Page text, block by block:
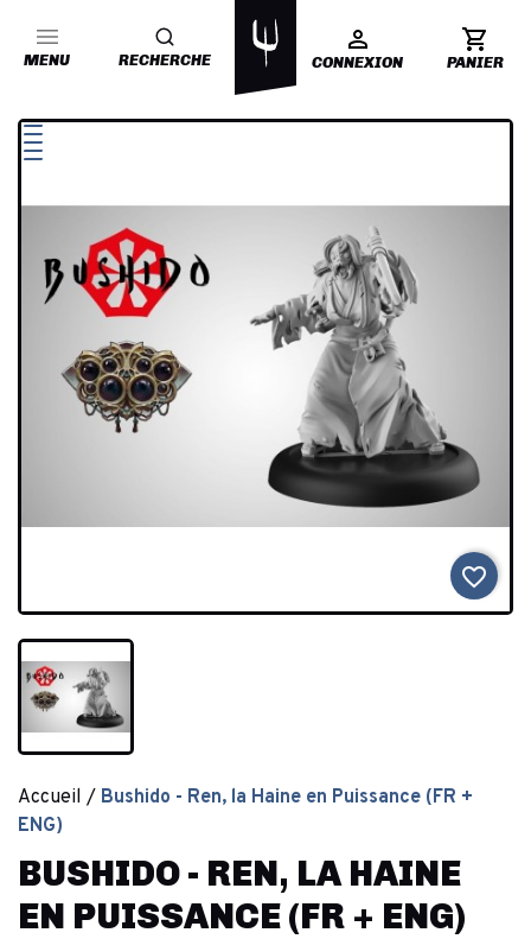
MENU RECHERCHE CONNEXION PANIER
favorite_border
Accueil
Bushido - Ren, la Haine en Puissance (FR +
ENG)
BUSHIDO - REN, LA HAINE
EN PUISSANCE (FR + ENG)